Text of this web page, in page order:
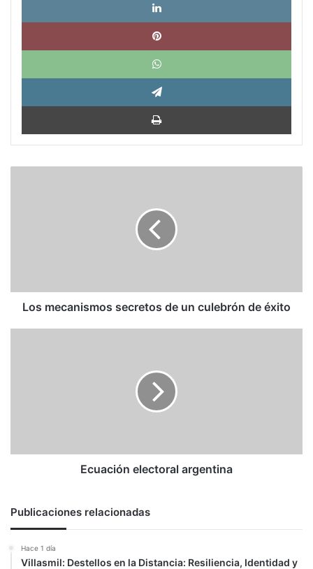
Los mecanismos secretos de un culebrón de éxito
Ecuación electoral argentina
Publicaciones relacionadas
Hace 1 día
Villasmil: Destellos en la Distancia: Resiliencia, Identidad y